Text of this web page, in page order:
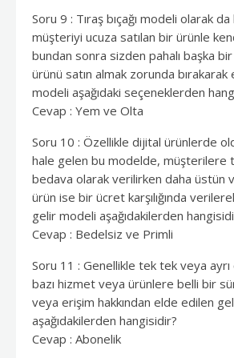
Soru 9 : Tıraş bıçağı modeli olarak
müşteriyi ucuza satılan bir ürünle
bundan sonra sizden pahalı başka bir
ürünü satın almak zorunda
modeli aşağıdaki seçeneklerden
Cevap : Yem ve Olta
Soru 10 : Özellikle dijital ürünlerde
hale gelen bu modelde, müşterilere
bedava olarak verilirken daha üstün
ürün ise bir ücret karşılığında
gelir modeli aşağıdakilerden
Cevap : Bedelsiz ve Primli
Soru 11 : Genellikle tek tek veya ayrı
bazı hizmet veya ürünlere belli bir
veya erişim hakkından elde edilen
aşağıdakilerden hangisidir?
Cevap : Abonelik